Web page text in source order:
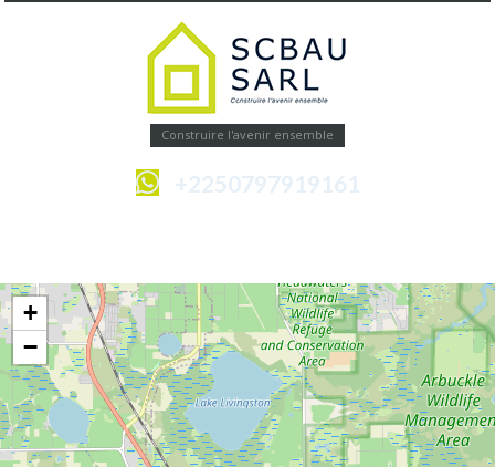
Construire l'avenir ensemble
+2250797919161
+
−